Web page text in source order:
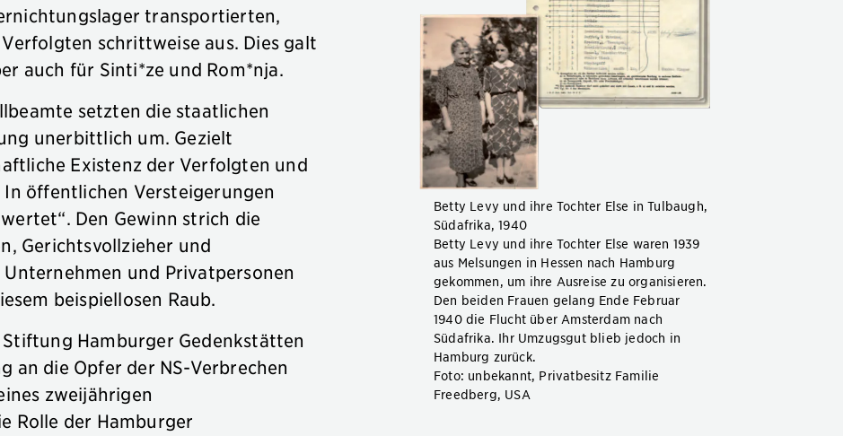
transportierten,
schrittweise aus. Dies galt
auch für Sinti*ze und Rom*nja.
setzten die staatlichen
unerbittlich um. Gezielt
Existenz der Verfolgten und
öffentlichen Versteigerungen
Den Gewinn strich die
Gerichtsvollzieher und
und Privatpersonen
beispiellosen Raub.
Hamburger Gedenkstätten
an die Opfer der NS-Verbrechen
zweijährigen
Rolle der Hamburger
Betty Levy und ihre Tochter Else in Tulbaugh,
Südafrika, 1940
Betty Levy und ihre Tochter Else waren 1939
aus Melsungen in Hessen nach Hamburg
gekommen, um ihre Ausreise zu organisieren.
Den beiden Frauen gelang Ende Februar
1940 die Flucht über Amsterdam nach
Südafrika. Ihr Umzugsgut blieb jedoch in
Hamburg zurück.
Foto: unbekannt, Privatbesitz Familie
Freedberg, USA